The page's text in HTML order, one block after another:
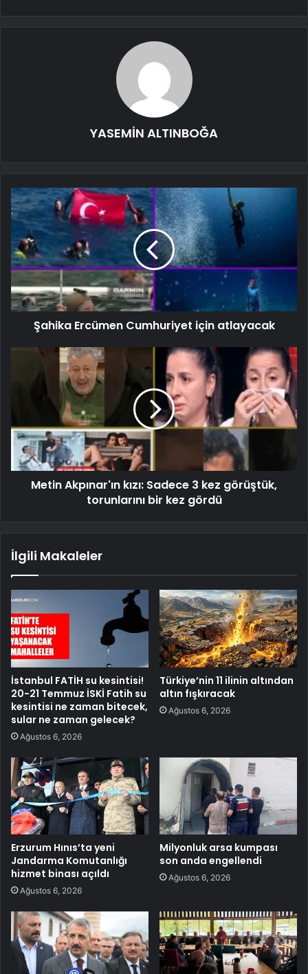
YASEMİN ALTINBOĞA
Şahika Ercümen Cumhuriyet için atlayacak
Metin Akpınar'ın kızı: Sadece 3 kez görüştük,
torunlarını bir kez gördü
İlgili Makaleler
İstanbul FATİH su kesintisi!
20-21 Temmuz İSKİ Fatih su
kesintisi ne zaman bitecek,
sular ne zaman gelecek?
Ağustos 6, 2026
Türkiye’nin 11 ilinin altından
altın fışkıracak
Ağustos 6, 2026
Erzurum Hınıs’ta yeni
Jandarma Komutanlığı
hizmet binası açıldı
Ağustos 6, 2026
Milyonluk arsa kumpası
son anda engellendi
Ağustos 6, 2026